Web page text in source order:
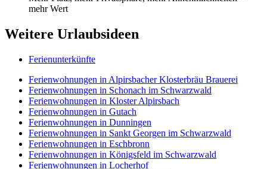
mehr Wert
Weitere Urlaubsideen
Ferienunterkünfte
Ferienwohnungen in Alpirsbacher Klosterbräu Brauerei
Ferienwohnungen in Schonach im Schwarzwald
Ferienwohnungen in Kloster Alpirsbach
Ferienwohnungen in Gutach
Ferienwohnungen in Dunningen
Ferienwohnungen in Sankt Georgen im Schwarzwald
Ferienwohnungen in Eschbronn
Ferienwohnungen in Königsfeld im Schwarzwald
Ferienwohnungen in Locherhof